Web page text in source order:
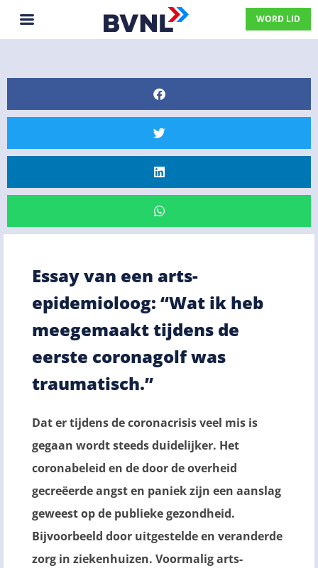
WORD LID
Essay van een arts-
epidemioloog: “Wat ik heb
meegemaakt tijdens de
eerste coronagolf was
traumatisch.”
Dat er tijdens de coronacrisis veel mis is
gegaan wordt steeds duidelijker. Het
coronabeleid en de door de overheid
gecreëerde angst en paniek zijn een aanslag
geweest op de publieke gezondheid.
Bijvoorbeeld door uitgestelde en veranderde
zorg in ziekenhuizen. Voormalig arts-